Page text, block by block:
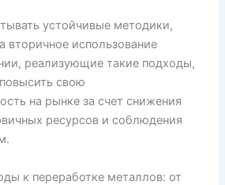
устойчивые методики,
вторичное использование
реализующие такие подходы,
свою
на рынке за счет снижения
ресурсов и соблюдения
к переработке металлов: от